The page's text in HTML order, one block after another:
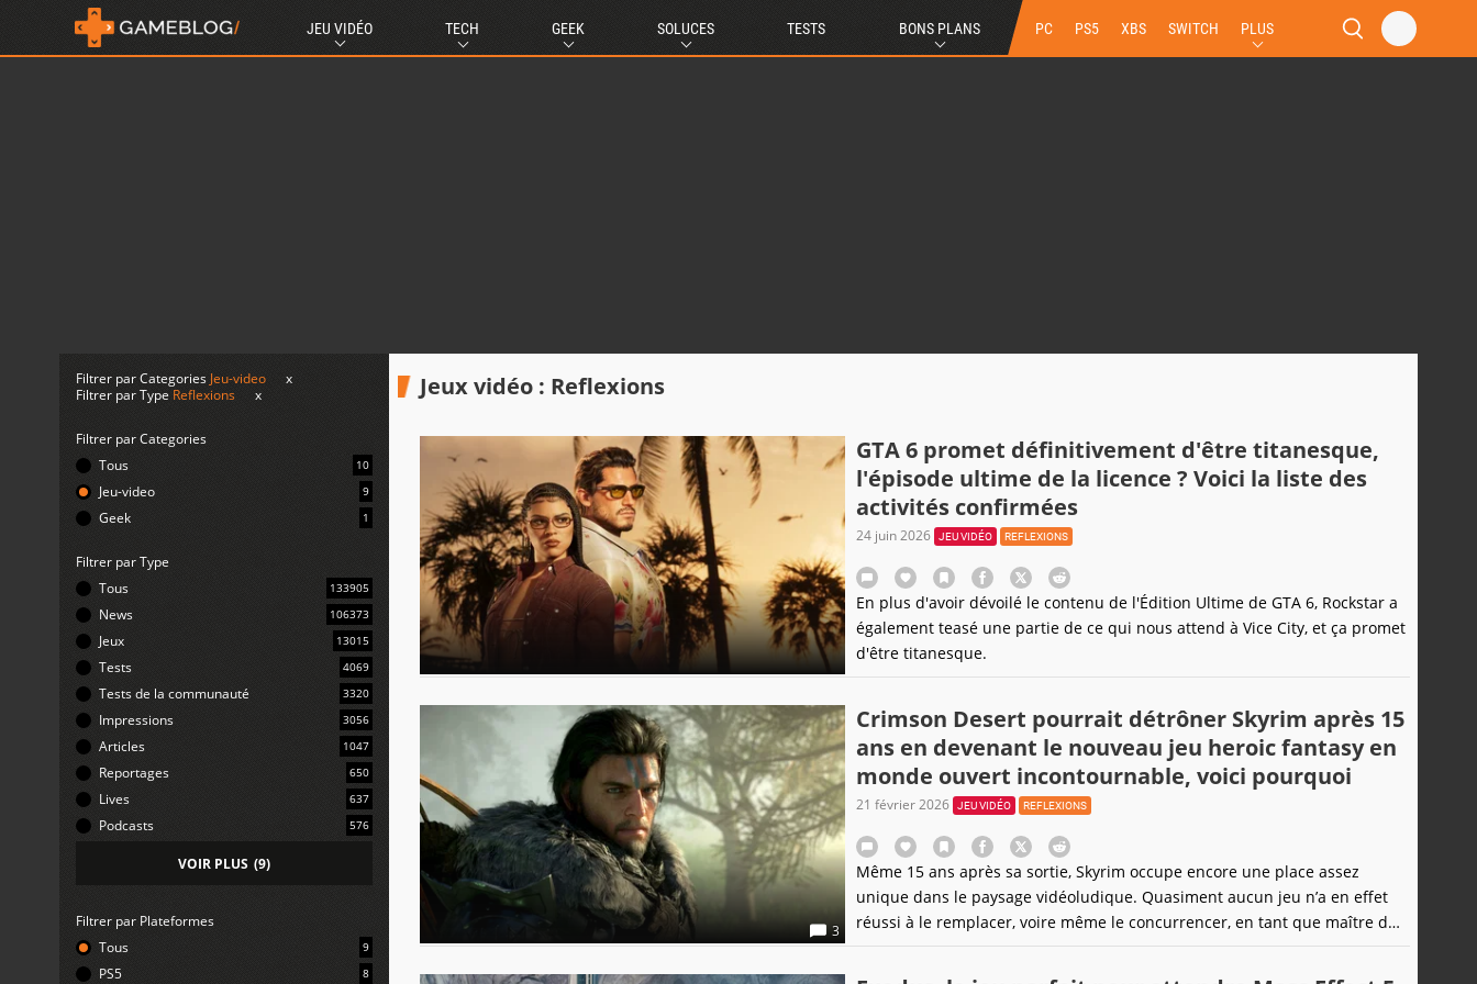
JEU VIDÉO TECH GEEK SOLUCES TESTS BONS PLANS PC PS5 XBS SWITCH PLUS
Filtrer par Categories Jeu-video
x
Filtrer par Type Reflexions x
Filtrer par Categories
Tous
10
Jeu-video 9
Geek 1
Filtrer par Type
Tous
133905
News 106373
Jeux 13015
Tests 4069
Tests de la communauté 3320
Impressions 3056
Articles 1047
Reportages 650
Lives 637
Podcasts 576
VOIR PLUS (9)
Filtrer par Plateformes
Tous
9
PS5 8
Jeux vidéo : Reflexions
GTA 6 promet définitivement d'être titanesque,
l'épisode ultime de la licence ? Voici la liste des
activités confirmées
24 juin 2026 JEU VIDÉO REFLEXIONS
En plus d'avoir dévoilé le contenu de l'Édition Ultime de GTA 6, Rockstar a
également teasé une partie de ce qui nous attend à Vice City, et ça promet
d'être titanesque.
3
Crimson Desert pourrait détrôner Skyrim après 15
ans en devenant le nouveau jeu heroic fantasy en
monde ouvert incontournable, voici pourquoi
21 février 2026 JEU VIDÉO REFLEXIONS
Même 15 ans après sa sortie, Skyrim occupe encore une place assez
unique dans le paysage vidéoludique. Quasiment aucun jeu n’a en effet
réussi à le remplacer, voire même le concurrencer, en tant que maître du
monde ouvert bac-à-sable médiéval fantastique. Peu de titres ont pu offrir